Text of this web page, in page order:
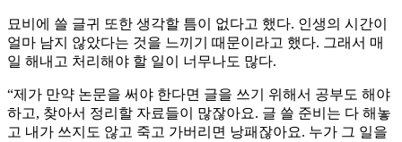
묘비에 쓸 글귀 또한 생각할 틈이 없다고 했다. 인생의 시간이
얼마 남지 않았다는 것을 느끼기 때문이라고 했다. 그래서 매
일 해내고 처리해야 할 일이 너무나도 많다.
“제가 만약 논문을 써야 한다면 글을 쓰기 위해서 공부도 해야
하고, 찾아서 정리할 자료들이 많잖아요. 글 쓸 준비는 다 해놓
고 내가 쓰지도 않고 죽고 가버리면 낭패잖아요. 누가 그 일을